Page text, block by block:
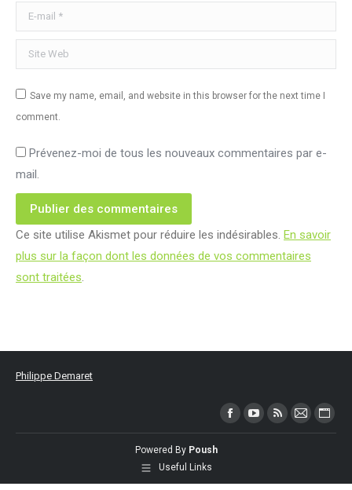
E-mail *
Site Web
Save my name, email, and website in this browser for the next time I
comment.
Prévenez-moi de tous les nouveaux commentaires par e-
mail.
Publier des commentaires
Ce site utilise Akismet pour réduire les indésirables. En savoir
plus sur la façon dont les données de vos commentaires
sont traitées.
Philippe Demaret
Facebook
in
YouTube
in
RSS
in
Mail
in
Site
opens
Powered By Poush
Useful Links